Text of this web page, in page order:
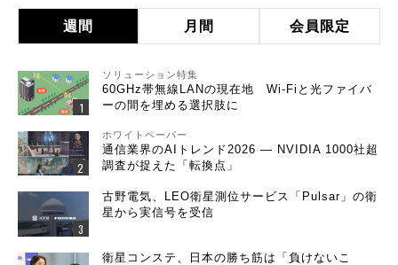
週間 月間 会員限定
ソリューション特集
60GHz帯無線LANの現在地 Wi-Fiと光ファイバ
ーの間を埋める選択肢に
ホワイトペーパー
通信業界のAIトレンド2026 ― NVIDIA 1000社超
調査が捉えた「転換点」
古野電気、LEO衛星測位サービス「Pulsar」の衛
星から実信号を受信
衛星コンステ、日本の勝ち筋は「負けないこ